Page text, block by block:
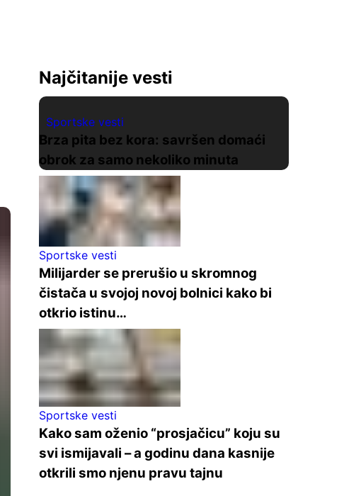
Najčitanije vesti
Sportske vesti
Brza pita bez kora: savršen domaći
obrok za samo nekoliko minuta
Sportske vesti
Milijarder se prerušio u skromnog
čistača u svojoj novoj bolnici kako bi
otkrio istinu…
Sportske vesti
Kako sam oženio “prosjačicu” koju su
svi ismijavali – a godinu dana kasnije
otkrili smo njenu pravu tajnu